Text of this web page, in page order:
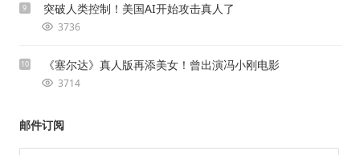
9 突破人类控制！美国AI开始攻击真人了
3736
10 《塞尔达》真人版再添美女！曾出演冯小刚电影
3714
邮件订阅